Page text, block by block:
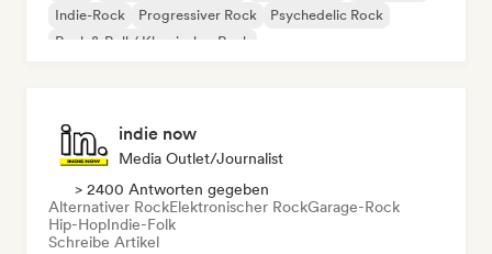
Indie-Rock
Progressiver Rock
Psychedelic Rock
Rock & Roll / Klassischer Rock
indie now
Media Outlet/Journalist
> 2400 Antworten gegeben
Alternativer RockElektronischer RockGarage-Rock
Hip-HopIndie-Folk
Schreibe Artikel